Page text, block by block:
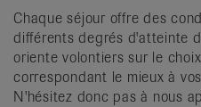
Chaque séjour offre des
différents degrés d'atteinte
oriente volontiers sur le
correspondant le mieux à
N'hésitez donc pas à nous